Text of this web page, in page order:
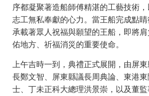
序都凝聚著造船師傅精湛的工藝技術
志工無私奉獻的心力。當王船完成點
承載著眾人祝福與願望的王船，即將
佑地方、祈福消災的重要使命。
上午吉時一到，典禮正式展開，由屏
長鄭文智、屏東縣議長周典論、東港
士、丁未正科大總理洪景崇，以及董